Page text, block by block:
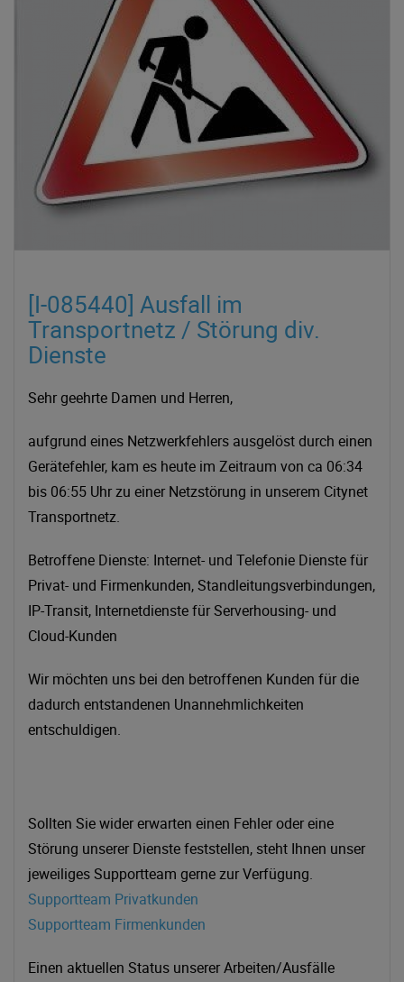
[I-085440] Ausfall im
Transportnetz / Störung div.
Dienste
Sehr geehrte Damen und Herren,
aufgrund eines Netzwerkfehlers ausgelöst durch einen
Gerätefehler, kam es heute im Zeitraum von ca 06:34
bis 06:55 Uhr zu einer Netzstörung in unserem Citynet
Transportnetz.
Betroffene Dienste: Internet- und Telefonie Dienste für
Privat- und Firmenkunden, Standleitungsverbindungen,
IP-Transit, Internetdienste für Serverhousing- und
Cloud-Kunden
Wir möchten uns bei den betroffenen Kunden für die
dadurch entstandenen Unannehmlichkeiten
entschuldigen.
Sollten Sie wider erwarten einen Fehler oder eine
Störung unserer Dienste feststellen, steht Ihnen unser
jeweiliges Supportteam gerne zur Verfügung.
Supportteam Privatkunden
Supportteam Firmenkunden
Einen aktuellen Status unserer Arbeiten/Ausfälle